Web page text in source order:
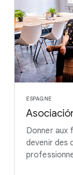
ESPAGNE
Donner aux
devenir des